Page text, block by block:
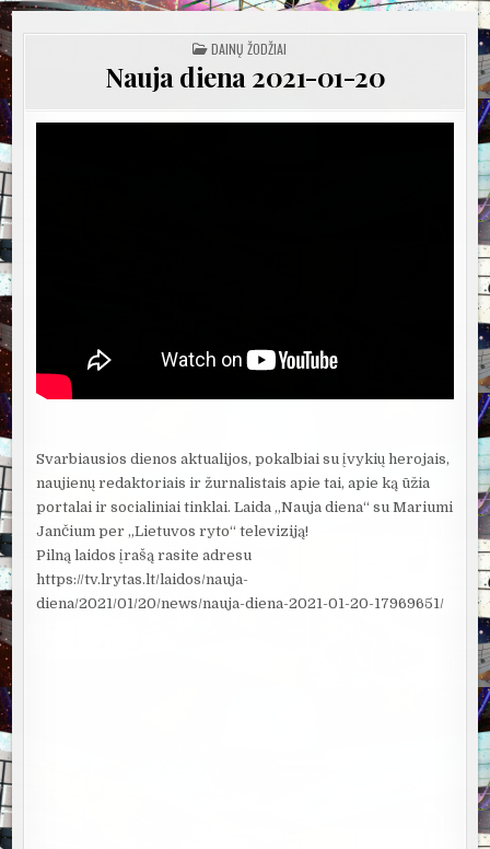
POSTED
IN
DAINŲ ŽODŽIAI
Nauja diena 2021-01-20
Svarbiausios dienos aktualijos, pokalbiai su įvykių herojais,
naujienų redaktoriais ir žurnalistais apie tai, apie ką ūžia
portalai ir socialiniai tinklai. Laida „Nauja diena“ su Mariumi
Jančium per „Lietuvos ryto“ televiziją!​
Pilną laidos įrašą rasite adresu
https://tv.lrytas.lt/laidos/nauja-
diena/2021/01/20/news/nauja-diena-2021-01-20-17969651/